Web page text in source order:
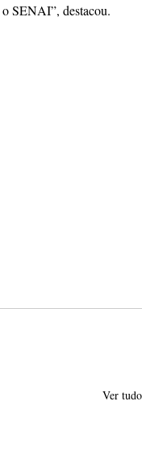
SENAI”, destacou.
Ver tudo